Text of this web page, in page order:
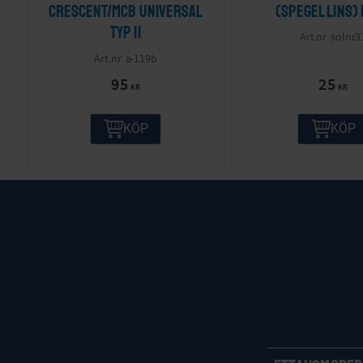
Crescent/MCB Universal
Typ II
a-119b
95 KR
KÖP
(spegel lins)
25 KR
KÖP